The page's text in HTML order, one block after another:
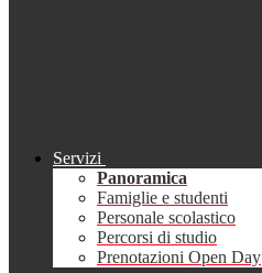
Servizi
Panoramica
Famiglie e studenti
Personale scolastico
Percorsi di studio
Prenotazioni Open Day